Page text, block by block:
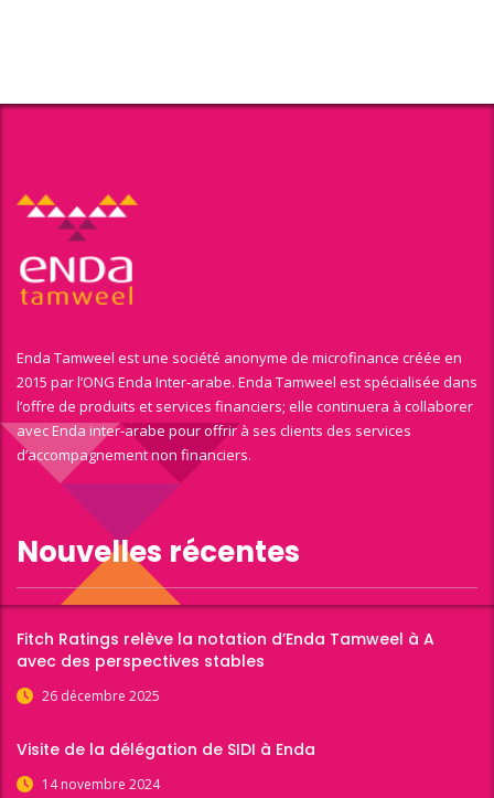
Enda Tamweel est une société anonyme de microfinance créée en
2015 par l’ONG Enda Inter-arabe. Enda Tamweel est spécialisée dans
l’offre de produits et services financiers; elle continuera à collaborer
avec Enda inter-arabe pour offrir à ses clients des services
d’accompagnement non financiers.
Nouvelles récentes
Fitch Ratings relève la notation d’Enda Tamweel à A
avec des perspectives stables
26 décembre 2025
Visite de la délégation de SIDI à Enda
14 novembre 2024